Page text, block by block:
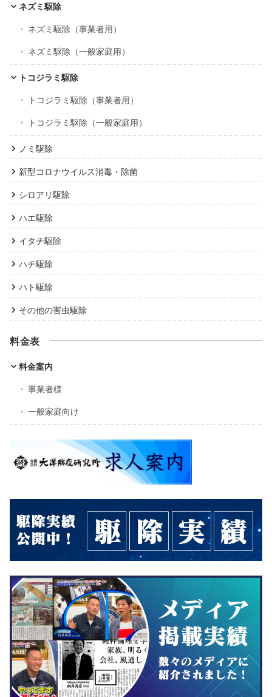
ネズミ駆除
ネズミ駆除（事業者用）
ネズミ駆除（一般家庭用）
トコジラミ駆除
トコジラミ駆除（事業者用）
トコジラミ駆除（一般家庭用）
ノミ駆除
新型コロナウイルス消毒・除菌
シロアリ駆除
ハエ駆除
イタチ駆除
ハチ駆除
ハト駆除
その他の害虫駆除
料金表
料金案内
事業者様
一般家庭向け